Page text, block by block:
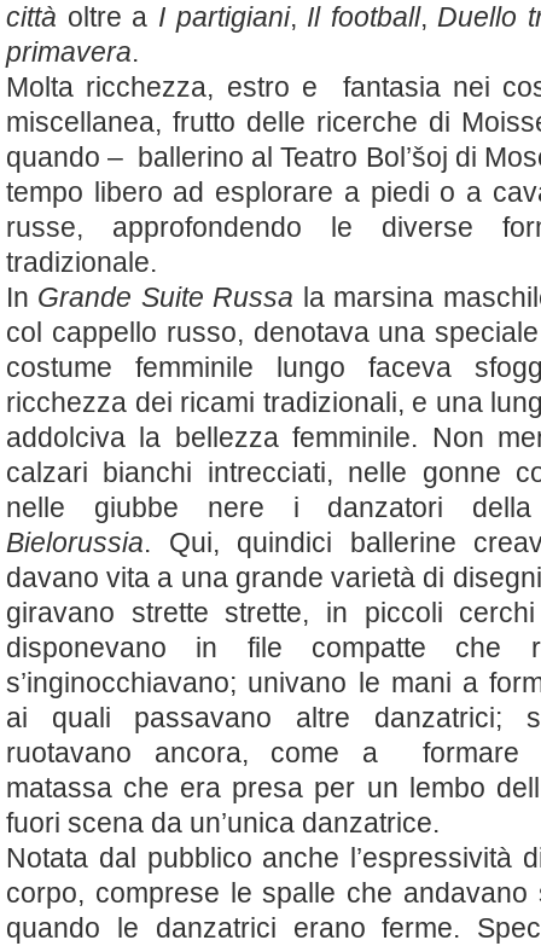
città oltre a I partigiani, Il football, Duello
primavera.
Molta ricchezza, estro e fantasia nei
miscellanea, frutto delle ricerche di
quando – ballerino al Teatro Bol’šoj di
tempo libero ad esplorare a piedi o a
russe, approfondendo le diverse
tradizionale.
In Grande Suite Russa la marsina
col cappello russo, denotava una
costume femminile lungo faceva
ricchezza dei ricami tradizionali, e una
addolciva la bellezza femminile. Non
calzari bianchi intrecciati, nelle gonne
nelle giubbe nere i danzatori
Bielorussia. Qui, quindici ballerine
davano vita a una grande varietà di
giravano strette strette, in piccoli
disponevano in file compatte che
s’inginocchiavano; univano le mani a
ai quali passavano altre danzatrici;
ruotavano ancora, come a formare
matassa che era presa per un lembo
fuori scena da un’unica danzatrice.
Notata dal pubblico anche l’espressività
corpo, comprese le spalle che
quando le danzatrici erano ferme.